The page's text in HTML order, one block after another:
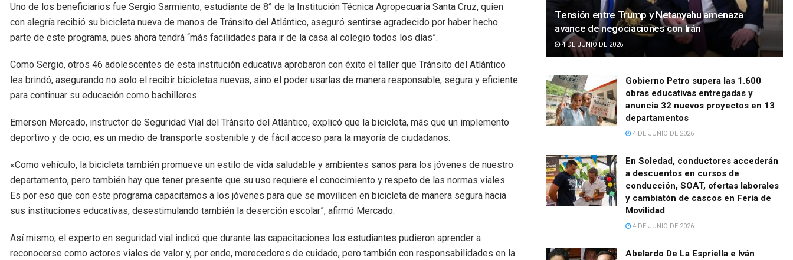
Uno de los beneficiarios fue Sergio Sarmiento, estudiante de 8° de la Institución Técnica Agropecuaria Santa Cruz, quien
con alegría recibió su bicicleta nueva de manos de Tránsito del Atlántico, aseguró sentirse agradecido por haber hecho
parte de este programa, pues ahora tendrá “más facilidades para ir de la casa al colegio todos los días”.
Como Sergio, otros 46 adolescentes de esta institución educativa aprobaron con éxito el taller que Tránsito del Atlántico
les brindó, asegurando no solo el recibir bicicletas nuevas, sino el poder usarlas de manera responsable, segura y eficiente
para continuar su educación como bachilleres.
Emerson Mercado, instructor de Seguridad Vial del Tránsito del Atlántico, explicó que la bicicleta, más que un implemento
deportivo y de ocio, es un medio de transporte sostenible y de fácil acceso para la mayoría de ciudadanos.
«Como vehículo, la bicicleta también promueve un estilo de vida saludable y ambientes sanos para los jóvenes de nuestro
departamento, pero también hay que tener presente que su uso requiere el conocimiento y respeto de las normas viales.
Es por eso que con este programa capacitamos a los jóvenes para que se movilicen en bicicleta de manera segura hacia
sus instituciones educativas, desestimulando también la deserción escolar”, afirmó Mercado.
Así mismo, el experto en seguridad vial indicó que durante las capacitaciones los estudiantes pudieron aprender a
reconocerse como actores viales de valor y, por ende, merecedores de cuidado, pero también con responsabilidades en la
Tensión entre Trump y Netanyahu amenaza
avance de negociaciones con Irán
4 DE JUNIO DE 2026
Gobierno Petro supera las 1.600
obras educativas entregadas y
anuncia 32 nuevos proyectos en 13
departamentos
4 DE JUNIO DE 2026
En Soledad, conductores accederán
a descuentos en cursos de
conducción, SOAT, ofertas laborales
y cambiatón de cascos en Feria de
Movilidad
4 DE JUNIO DE 2026
Abelardo De La Espriella e Iván